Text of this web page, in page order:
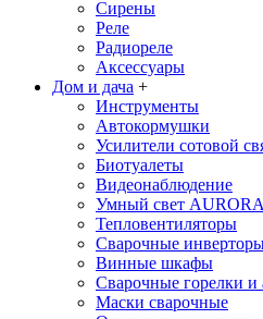
Сирены
Реле
Радиореле
Аксессуары
Дом и дача +
Инструменты
Автокормушки
Усилители сотовой
Биотуалеты
Видеонаблюдение
Умный свет
Тепловентиляторы
Сварочные
Винные шкафы
Сварочные горелки и
Маски сварочные